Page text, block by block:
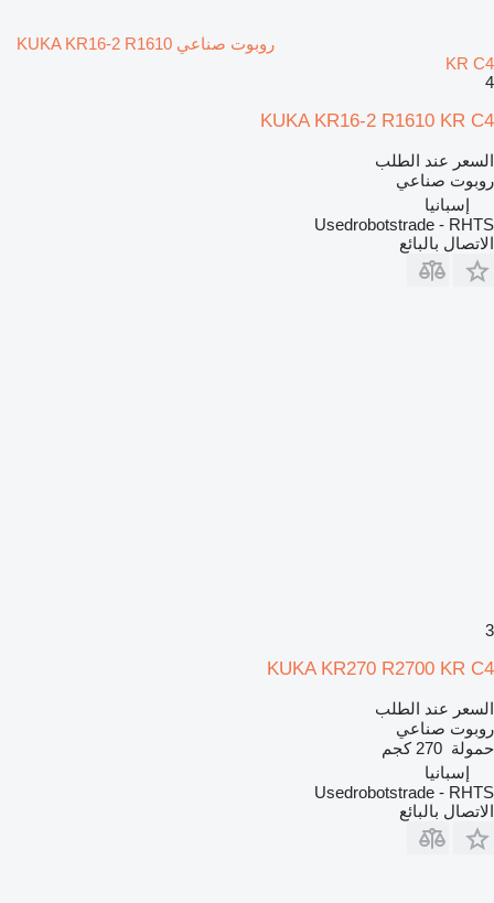
روبوت صناعي KUKA KR16-2 R1610
KR C4
4
KUKA KR16-2 R1610 KR C4
السعر عند الطلب
روبوت صناعي
إسبانيا
Usedrobotstrade - RHTS
الاتصال بالبائع
3
KUKA KR270 R2700 KR C4
السعر عند الطلب
روبوت صناعي
حمولة 270 كجم
إسبانيا
Usedrobotstrade - RHTS
الاتصال بالبائع